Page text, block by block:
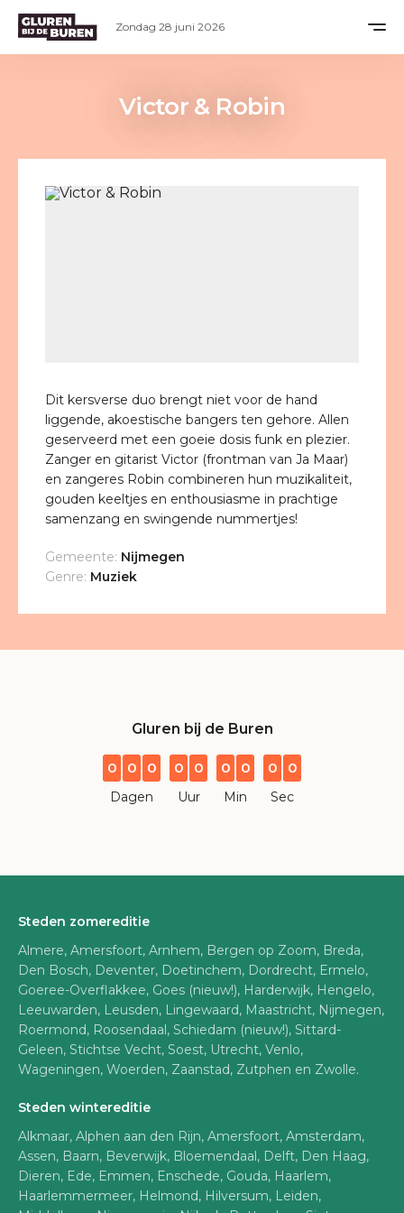
Victor & Robin
Dit kersverse duo brengt niet voor de hand
liggende, akoestische bangers ten gehore. Allen
geserveerd met een goeie dosis funk en plezier.
Zanger en gitarist Victor (frontman van Ja Maar)
en zangeres Robin combineren hun muzikaliteit,
gouden keeltjes en enthousiasme in prachtige
samenzang en swingende nummertjes!
Gemeente: Nijmegen
Genre: Muziek
Gluren bij de Buren
0 0 0
Dagen
0 0
Uur
0 0
Min
0 0
Sec
Steden zomereditie
Almere, Amersfoort, Arnhem, Bergen op Zoom, Breda,
Den Bosch, Deventer, Doetinchem, Dordrecht, Ermelo,
Goeree-Overflakkee, Goes (nieuw!), Harderwijk, Hengelo,
Leeuwarden, Leusden, Lingewaard, Maastricht, Nijmegen,
Roermond, Roosendaal, Schiedam (nieuw!), Sittard-
Geleen, Stichtse Vecht, Soest, Utrecht, Venlo,
Wageningen, Woerden, Zaanstad, Zutphen en Zwolle.
Steden wintereditie
Alkmaar, Alphen aan den Rijn, Amersfoort, Amsterdam,
Assen, Baarn, Beverwijk, Bloemendaal, Delft, Den Haag,
Dieren, Ede, Emmen, Enschede, Gouda, Haarlem,
Haarlemmermeer, Helmond, Hilversum, Leiden,
Zondag 28 juni 2026